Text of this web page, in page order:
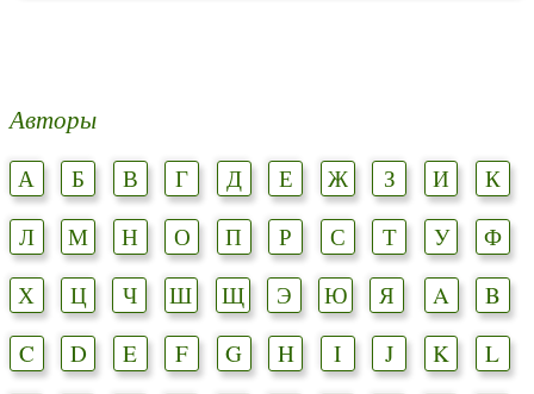
Авторы
А Б В Г Д Е Ж З И
К
Л
М Н О П Р С Т У
Ф
Х
Ц Ч Ш Щ Э Ю Я A
B
C
D E F G H I J K
L